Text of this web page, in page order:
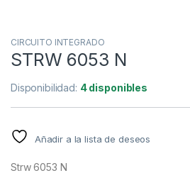
CIRCUITO INTEGRADO
STRW 6053 N
Disponibilidad: 4 disponibles
Añadir a la lista de deseos
Strw 6053 N